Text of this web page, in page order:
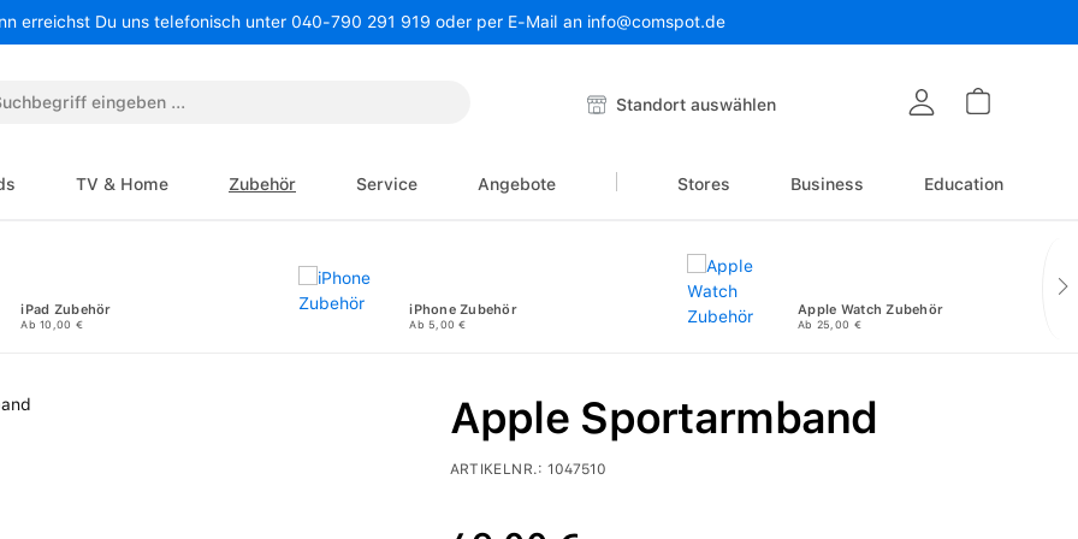
erreichst Du uns telefonisch unter 040-790 291 919 oder per E-Mail an info@comspot.de
Standort auswählen
TV & Home Zubehör Service Angebote Stores Business Education
iPad Zubehör
Ab 10,00 €
iPhone Zubehör
Ab 5,00 €
Apple Watch Zubehör
Ab 25,00 €
Apple Sportarmband
ARTIKELNR.: 1047510
Regulärer Preis: